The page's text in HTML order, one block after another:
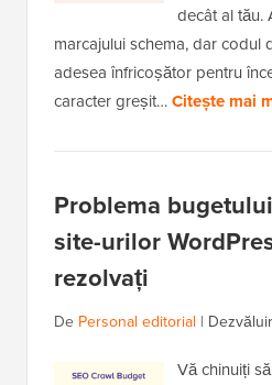
decât al tău.
marcajului schema, dar codul
adesea înfricoșător pentru
caracter greșit…Citește mai
Problema
site-urilor
rezolvați
De Personal editorial |
Vă chinuiți